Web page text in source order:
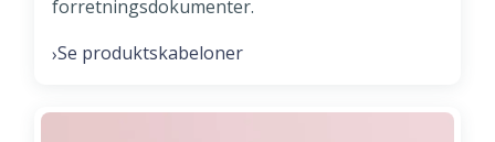
forretningsdokumenter.
›Se produktskabeloner